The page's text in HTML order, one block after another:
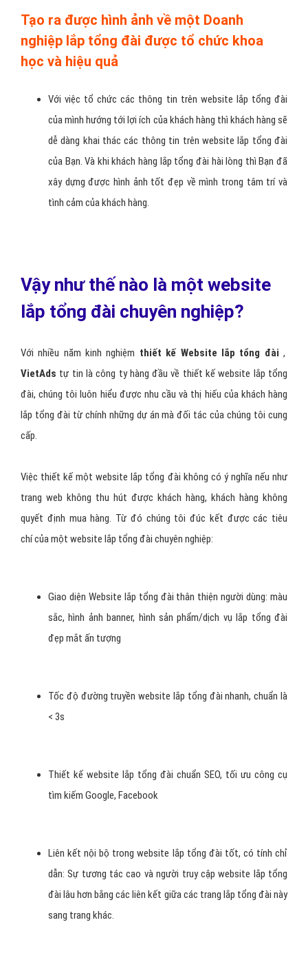
Tạo ra được hình ảnh về một Doanh
nghiệp lắp tổng đài được tổ chức khoa
học và hiệu quả
Với việc tổ chức các thông tin trên website lắp tổng đài
của mình hướng tới lợi ích của khách hàng thì khách hàng sẽ
dễ dàng khai thác các thông tin trên website lắp tổng đài
của Bạn. Và khi khách hàng lắp tổng đài hài lòng thì Bạn đã
xây dựng được hình ảnh tốt đẹp về mình trong tâm trí và
tình cảm của khách hàng.
Vậy như thế nào là một website
lắp tổng đài chuyên nghiệp?
Với nhiều năm kinh nghiệm thiết kế Website lắp tổng đài,
VietAds tự tin là công ty hàng đầu về thiết kế website lắp tổng
đài, chúng tôi luôn hiểu được nhu cầu và thị hiếu của khách hàng
lắp tổng đài từ chính những dự án mà đối tác của chúng tôi cung
cấp.
Việc thiết kế một website lắp tổng đài không có ý nghĩa nếu như
trang web không thu hút được khách hàng, khách hàng không
quyết định mua hàng. Từ đó chúng tôi đúc kết được các tiêu
chí của một website lắp tổng đài chuyên nghiệp:
Giao diện Website lắp tổng đài thân thiện người dùng: màu
sắc, hình ảnh banner, hình sản phẩm/dịch vụ lắp tổng đài
đẹp mắt ấn tượng
Tốc độ đường truyền website lắp tổng đài nhanh, chuẩn là
< 3s
Thiết kế website lắp tổng đài chuẩn SEO, tối ưu công cụ
tìm kiếm Google, Facebook
Liên kết nội bộ trong website lắp tổng đài tốt, có tính chỉ
dẫn: Sự tương tác cao và người truy cập website lắp tổng
đài lâu hơn bằng các liên kết giữa các trang lắp tổng đài này
sang trang khác.